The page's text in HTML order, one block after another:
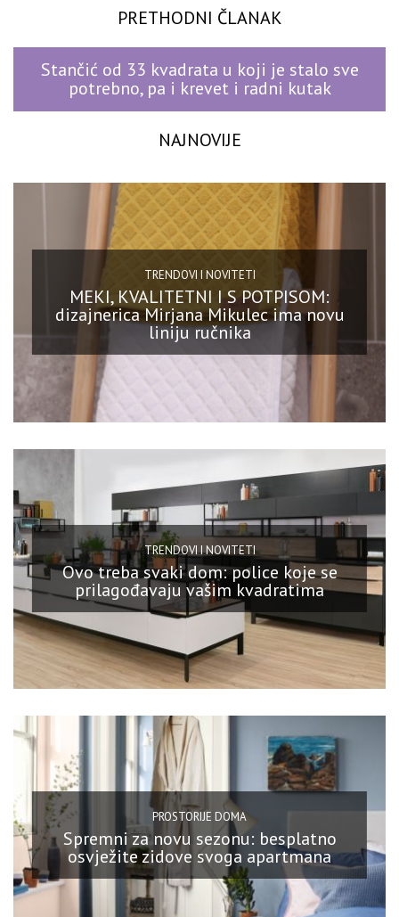
PRETHODNI ČLANAK
Stančić od 33 kvadrata u koji je stalo sve
potrebno, pa i krevet i radni kutak
NAJNOVIJE
TRENDOVI I NOVITETI
MEKI, KVALITETNI I S POTPISOM:
dizajnerica Mirjana Mikulec ima novu
liniju ručnika
TRENDOVI I NOVITETI
Ovo treba svaki dom: police koje se
prilagođavaju vašim kvadratima
PROSTORIJE DOMA
Spremni za novu sezonu: besplatno
osvježite zidove svoga apartmana